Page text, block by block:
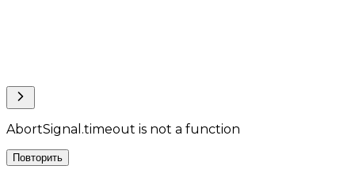
AbortSignal.timeout is not a function
Повторить